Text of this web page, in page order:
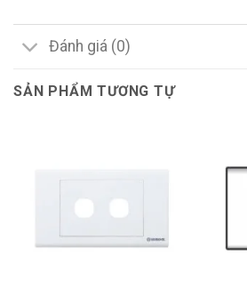
Đánh giá (0)
SẢN PHẨM TƯƠNG TỰ